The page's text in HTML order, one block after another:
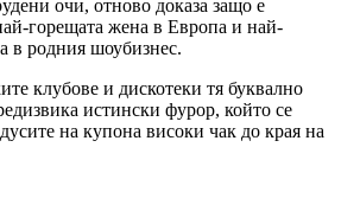
очи, отново доказа защо е
горещата жена в Европа и най-
в родния шоубизнес.
клубове и дискотеки тя буквално
истински фурор, който се
на купона високи чак до края на